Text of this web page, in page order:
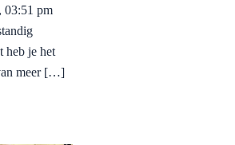
03:51 pm
heb je het
meer […]